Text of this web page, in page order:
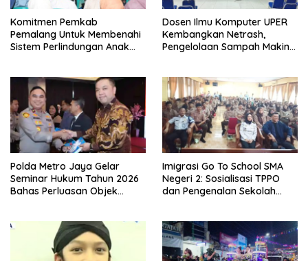
Komitmen Pemkab
Pemalang Untuk Membenahi
Sistem Perlindungan Anak
Dosen Ilmu Komputer UPER
Kembangkan Netrash,
Pengelolaan Sampah Makin
Polda Metro Jaya Gelar
Seminar Hukum Tahun 2026
Bahas Perluasan Objek
Imigrasi Go To School SMA
Negeri 2: Sosialisasi TPPO
dan Pengenalan Sekolah